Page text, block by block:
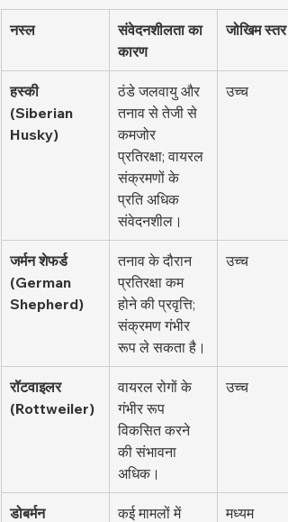
नस्ल
संवेदनशीलता का
कारण
जोखिम स्तर
हस्की
(Siberian
Husky)
ठंडे जलवायु और
तनाव से तेजी से
कमजोर
प्रतिरक्षा; वायरल
संक्रमणों के
प्रति अधिक
संवेदनशील।
उच्च
जर्मन शेफर्ड
(German
Shepherd)
तनाव के दौरान
प्रतिरक्षा कम
होने की प्रवृत्ति;
संक्रमण गंभीर
रूप ले सकता है।
उच्च
रॉटवाइलर
(Rottweiler)
वायरल रोगों के
गंभीर रूप
विकसित करने
की संभावना
अधिक।
उच्च
डोबर्मन कई मामलों में मध्यम